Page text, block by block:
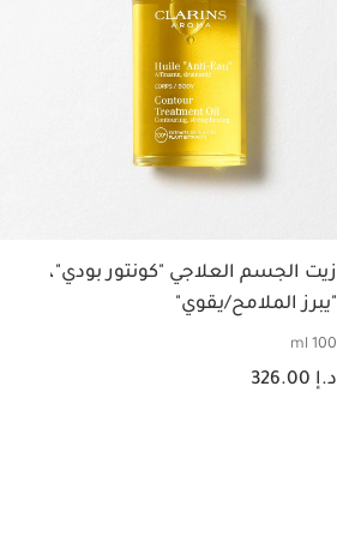
زيت الجسم العلاجي "كونتور بودي"،
"يبرز الملامح/يقوي"
100 ml
السعر الحالي هو د.إ 326.00
د.إ 326.00